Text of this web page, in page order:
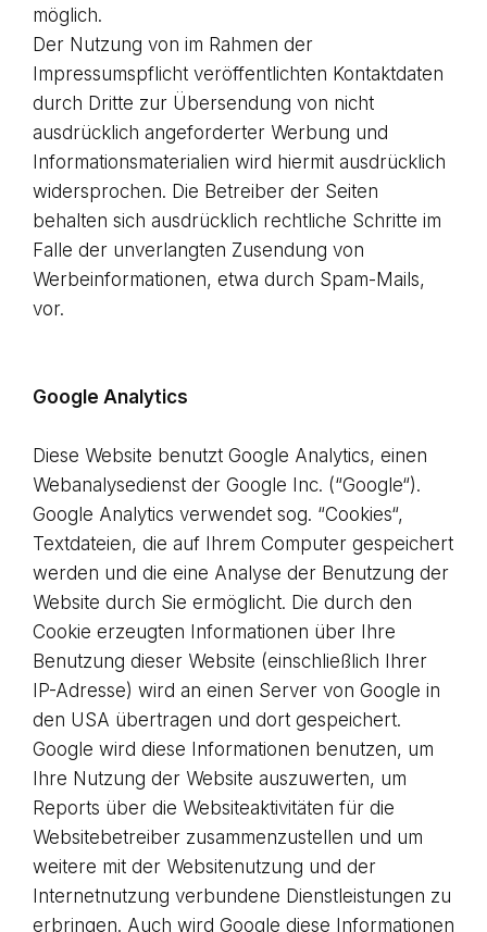
möglich.
Der Nutzung von im Rahmen der
Impressumspflicht veröffentlichten Kontaktdaten
durch Dritte zur Übersendung von nicht
ausdrücklich angeforderter Werbung und
Informationsmaterialien wird hiermit ausdrücklich
widersprochen. Die Betreiber der Seiten
behalten sich ausdrücklich rechtliche Schritte im
Falle der unverlangten Zusendung von
Werbeinformationen, etwa durch Spam-Mails,
vor.
Google Analytics
Diese Website benutzt Google Analytics, einen
Webanalysedienst der Google Inc. (“Google“).
Google Analytics verwendet sog. “Cookies“,
Textdateien, die auf Ihrem Computer gespeichert
werden und die eine Analyse der Benutzung der
Website durch Sie ermöglicht. Die durch den
Cookie erzeugten Informationen über Ihre
Benutzung dieser Website (einschließlich Ihrer
IP-Adresse) wird an einen Server von Google in
den USA übertragen und dort gespeichert.
Google wird diese Informationen benutzen, um
Ihre Nutzung der Website auszuwerten, um
Reports über die Websiteaktivitäten für die
Websitebetreiber zusammenzustellen und um
weitere mit der Websitenutzung und der
Internetnutzung verbundene Dienstleistungen zu
erbringen. Auch wird Google diese Informationen